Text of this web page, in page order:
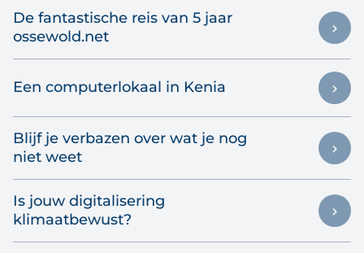
De fantastische reis van 5 jaar
ossewold.net
Een computerlokaal in Kenia
Blijf je verbazen over wat je nog
niet weet
Is jouw digitalisering
klimaatbewust?